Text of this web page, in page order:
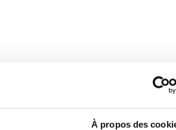
À propos des